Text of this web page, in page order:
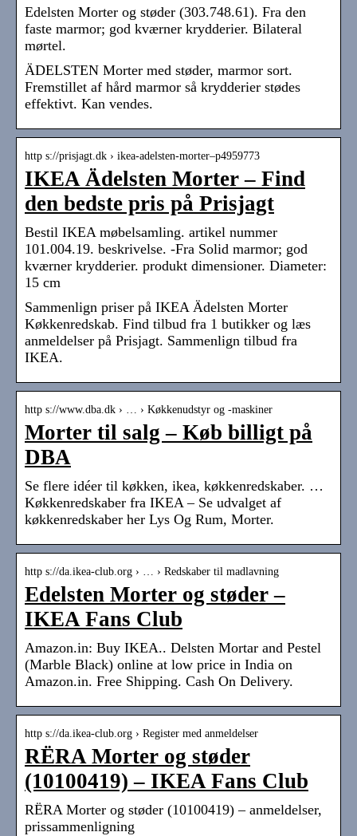
Edelsten Morter og støder (303.748.61). Fra den
faste marmor; god kværner krydderier. Bilateral
mørtel.
ÄDELSTEN Morter med støder, marmor sort.
Fremstillet af hård marmor så krydderier stødes
effektivt. Kan vendes.
http s://prisjagt.dk › ikea-adelsten-morter–p4959773
IKEA Ädelsten Morter – Find
den bedste pris på Prisjagt
Bestil IKEA møbelsamling. artikel nummer
101.004.19. beskrivelse. -Fra Solid marmor; god
kværner krydderier. produkt dimensioner. Diameter:
15 cm
Sammenlign priser på IKEA Ädelsten Morter
Køkkenredskab. Find tilbud fra 1 butikker og læs
anmeldelser på Prisjagt. Sammenlign tilbud fra
IKEA.
http s://www.dba.dk › … › Køkkenudstyr og -maskiner
Morter til salg – Køb billigt på
DBA
Se flere idéer til køkken, ikea, køkkenredskaber. …
Køkkenredskaber fra IKEA – Se udvalget af
køkkenredskaber her Lys Og Rum, Morter.
http s://da.ikea-club.org › … › Redskaber til madlavning
Edelsten Morter og støder –
IKEA Fans Club
Amazon.in: Buy IKEA.. Delsten Mortar and Pestel
(Marble Black) online at low price in India on
Amazon.in. Free Shipping. Cash On Delivery.
http s://da.ikea-club.org › Register med anmeldelser
RЁRA Morter og støder
(10100419) – IKEA Fans Club
RЁRA Morter og støder (10100419) – anmeldelser,
prissammenligning